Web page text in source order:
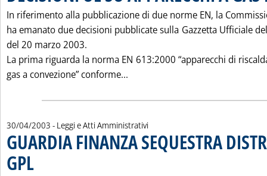
In riferimento alla pubblicazione di due norme EN, la
ha emanato due decisioni pubblicate sulla Gazzetta Ufficiale
del 20 marzo 2003.
La prima riguarda la norma EN 613:2000 “apparecchi di
gas a convezione” conforme...
30/04/2003 - Leggi e Atti Amministrativi
GUARDIA FINANZA SEQUESTRA
GPL